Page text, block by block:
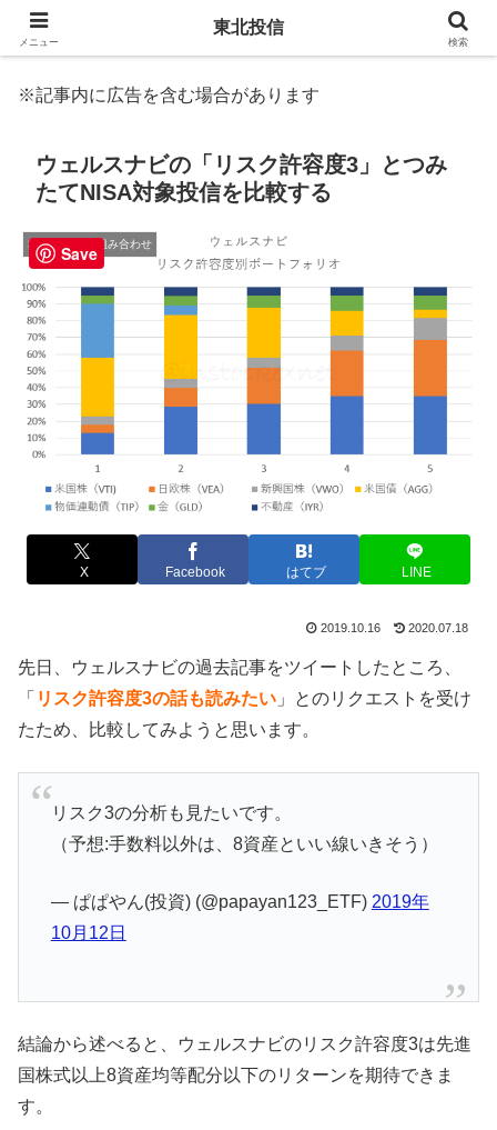
※記事内に広告を含む場合があります
ウェルスナビの「リスク許容度3」とつみ
たてNISA対象投信を比較する
3. 商品選択と組み合わせ
X Facebook はてブ LINE
2019.10.16 2020.07.18
先日、ウェルスナビの過去記事をツイートしたところ、
「 リスク許容度3の話も読みたい 」とのリクエストを受け
たため、比較してみようと思います。
リスク3の分析も見たいです。
（予想:手数料以外は、8資産といい線いきそう）
— ぱぱやん(投資) (@papayan123_ETF) 2019年
10月12日
結論から述べると、ウェルスナビのリスク許容度3は先進
国株式以上8資産均等配分以下のリターンを期待できま
す。
メニュー
東北投信
検索
Save